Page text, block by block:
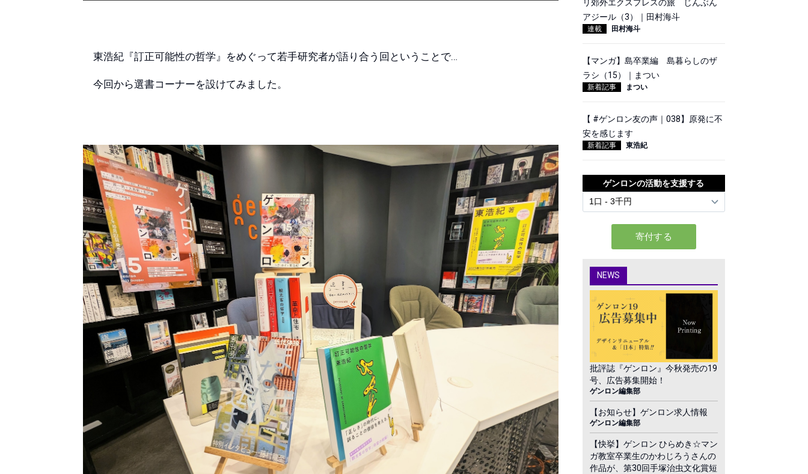
東浩紀『訂正可能性の哲学』をめぐって若手研究者が語り合う回ということで…
今回から選書コーナーを設けてみました。
リ郊外エクスプレスの旅 じんぶん
アジール（3）｜田村海斗
連載 田村海斗
【マンガ】島卒業編 島暮らしのザ
ラシ（15）｜まつい
新着記事 まつい
【 #ゲンロン友の声｜038】原発に不
安を感じます
新着記事 東浩紀
ゲンロンの活動を支援する
NEWS
批評誌『ゲンロン』今秋発売の19
号、広告募集開始！
ゲンロン編集部
【お知らせ】ゲンロン求人情報
ゲンロン編集部
【快挙】ゲンロン ひらめき☆マン
ガ教室卒業生のかわじろうさんの
作品が、第30回手塚治虫文化賞短